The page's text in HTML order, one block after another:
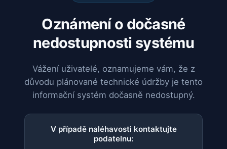
Oznámení o dočasné
nedostupnosti systému
Vážení uživatelé, oznamujeme vám, že z
důvodu plánované technické údržby je tento
informační systém dočasně nedostupný.
V případě naléhavosti kontaktujte
podatelnu: